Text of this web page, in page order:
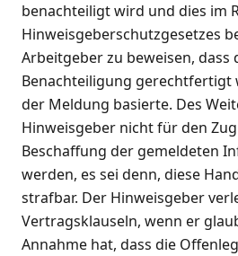
benachteiligt wird und dies im
Hinweisgeberschutzgesetzes
Arbeitgeber zu beweisen, dass
Benachteiligung gerechtfertigt
der Meldung basierte. Des
Hinweisgeber nicht für den
Beschaffung der gemeldeten
werden, es sei denn, diese
strafbar. Der Hinweisgeber
Vertragsklauseln, wenn er
Annahme hat, dass die